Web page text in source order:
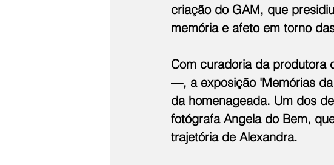
criação do GAM, que
memória e afeto em torno
Com curadoria da produtora
—, a exposição 'Memórias
da homenageada. Um dos
fotógrafa Angela do Bem,
trajetória de Alexandra.